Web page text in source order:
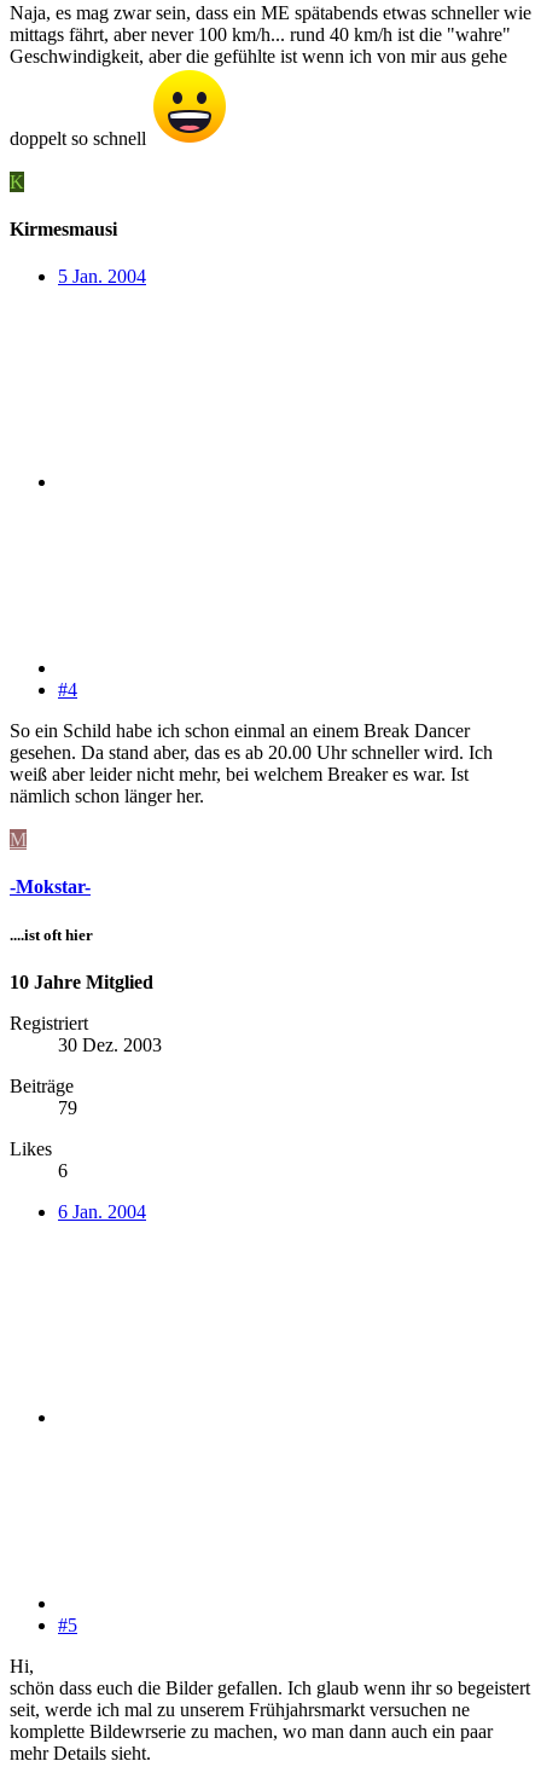
Naja, es mag zwar sein, dass ein ME spätabends etwas schneller wie
mittags fährt, aber never 100 km/h... rund 40 km/h ist die "wahre"
Geschwindigkeit, aber die gefühlte ist wenn ich von mir aus gehe
doppelt so schnell
K
Kirmesmausi
5 Jan. 2004
#4
So ein Schild habe ich schon einmal an einem Break Dancer
gesehen. Da stand aber, das es ab 20.00 Uhr schneller wird. Ich
weiß aber leider nicht mehr, bei welchem Breaker es war. Ist
nämlich schon länger her.
M
-Mokstar-
....ist oft hier
10 Jahre Mitglied
Registriert
30 Dez. 2003
Beiträge
79
Likes
6
6 Jan. 2004
#5
Hi,
schön dass euch die Bilder gefallen. Ich glaub wenn ihr so begeistert
seit, werde ich mal zu unserem Frühjahrsmarkt versuchen ne
komplette Bildewrserie zu machen, wo man dann auch ein paar
mehr Details sieht.